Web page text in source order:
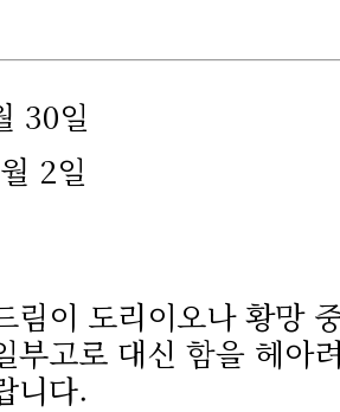
30일
2일
림이 도리이오나 황망
부고로 대신 함을 헤아
니다.